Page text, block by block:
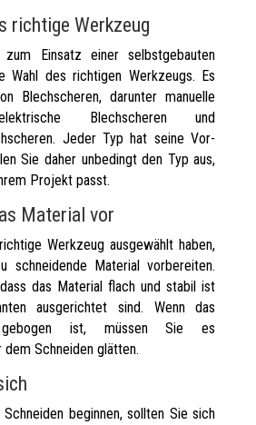
richtige Werkzeug
Einsatz einer selbstgebauten
Wahl des richtigen Werkzeugs. Es
Blechscheren, darunter manuelle
Blechscheren und
Jeder Typ hat seine Vor-
Sie daher unbedingt den Typ aus,
Projekt passt.
Material vor
Werkzeug ausgewählt haben,
schneidende Material vorbereiten.
das Material flach und stabil ist
ausgerichtet sind. Wenn das
ist, müssen Sie es
Schneiden glätten.
beginnen, sollten Sie sich